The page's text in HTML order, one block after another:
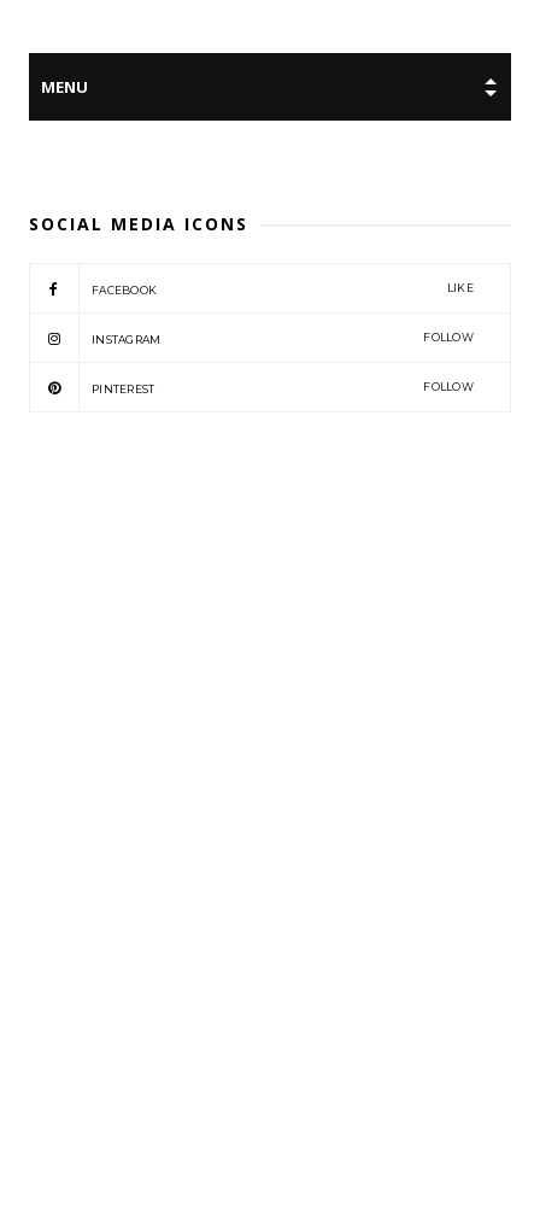
SOCIAL MEDIA ICONS
FACEBOOK LIKE
INSTAGRAM FOLLOW
PINTEREST FOLLOW